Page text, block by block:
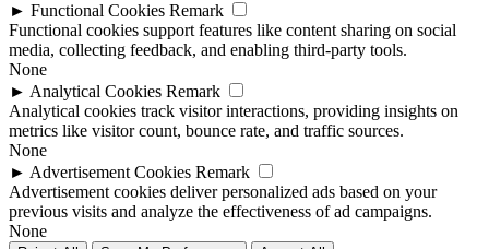
► Functional Cookies Remark
Functional cookies support features like content sharing on social
media, collecting feedback, and enabling third-party tools.
None
► Analytical Cookies Remark
Analytical cookies track visitor interactions, providing insights on
metrics like visitor count, bounce rate, and traffic sources.
None
► Advertisement Cookies Remark
Advertisement cookies deliver personalized ads based on your
previous visits and analyze the effectiveness of ad campaigns.
None